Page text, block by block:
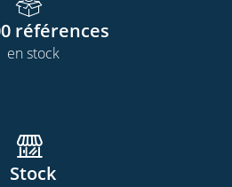
références
en stock
Stock